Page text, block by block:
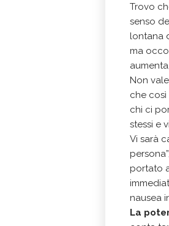
Trovo
senso
lontana
ma
Non
che
chi ci
stessi e
Vi sarà
portato
nausea
La